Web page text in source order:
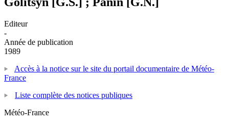
Editeur
-
Année de publication
1989
Accès à la notice sur le site du portail documentaire de Météo-
France
Liste complète des notices publiques
Météo-France